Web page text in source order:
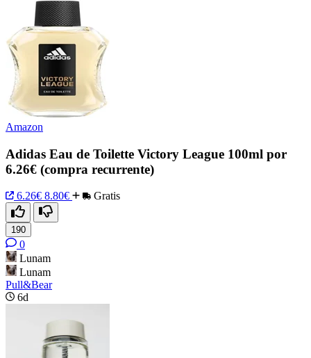
Amazon
Adidas Eau de Toilette Victory League 100ml por
6.26€ (compra recurrente)
6.26€ 8.80€ Gratis
190
0
Lunam
Lunam
Pull&Bear
6d